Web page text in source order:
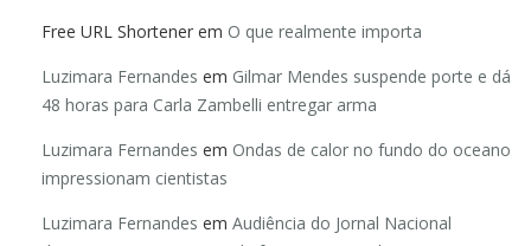
Free URL Shortener em O que realmente importa
Luzimara Fernandes em Gilmar Mendes suspende porte e dá
48 horas para Carla Zambelli entregar arma
Luzimara Fernandes em Ondas de calor no fundo do oceano
impressionam cientistas
Luzimara Fernandes em Audiência do Jornal Nacional